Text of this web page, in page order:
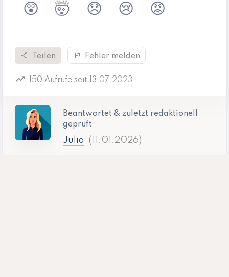
😲 🤯 😞 😢 😡
share Teilen flag Fehler melden
trending_up 150 Aufrufe seit 13.07.2023
Beantwortet & zuletzt redaktionell
geprüft
Julia (11.01.2026)